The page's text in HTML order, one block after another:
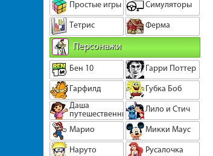
Простые игры
Симуляторы
Тетрис
Ферма
Персонажи
Бен 10
Гарри Поттер
Гарфилд
Губка Боб
Даша
путешественница
Лило и Стич
Марио
Микки Маус
Наруто
Русалочка